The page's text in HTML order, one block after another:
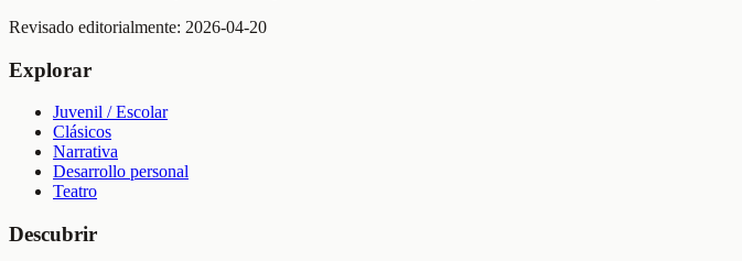
Revisado editorialmente: 2026-04-20
Explorar
Juvenil / Escolar
Clásicos
Narrativa
Desarrollo personal
Teatro
Descubrir